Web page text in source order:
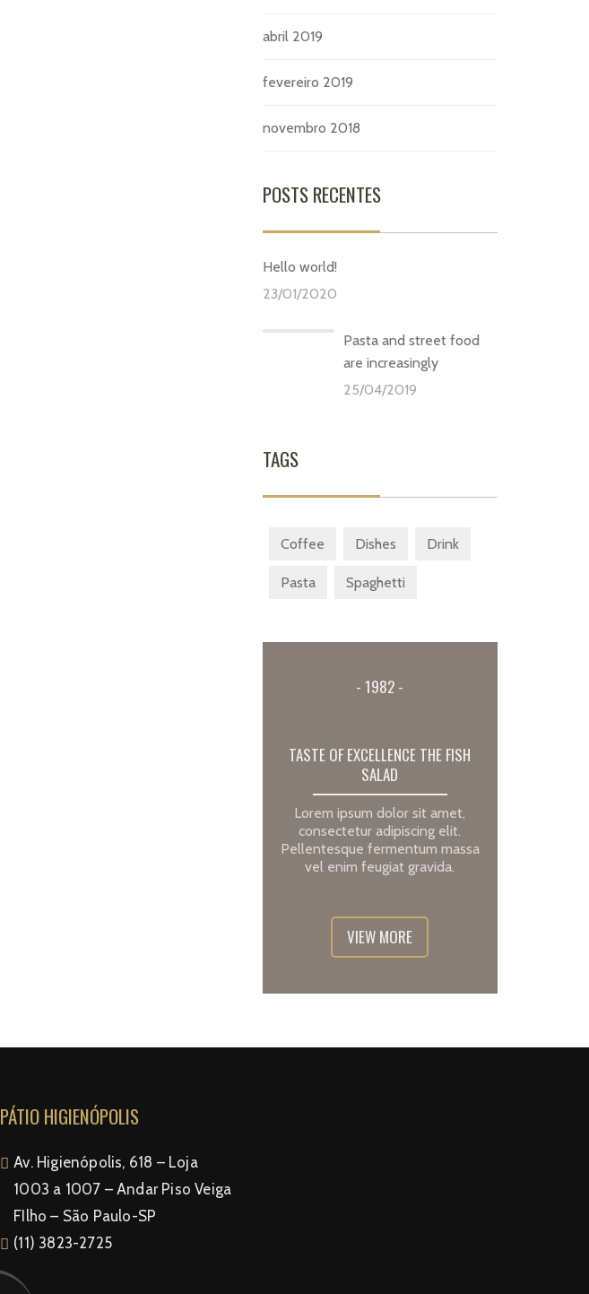
abril 2019
fevereiro 2019
novembro 2018
POSTS RECENTES
Hello world!
23/01/2020
Pasta and street food
are increasingly
25/04/2019
TAGS
Coffee Dishes Drink
Pasta Spaghetti
- 1982 -
TASTE OF EXCELLENCE THE FISH
SALAD
Lorem ipsum dolor sit amet,
consectetur adipiscing elit.
Pellentesque fermentum massa
vel enim feugiat gravida.
VIEW MORE
PÁTIO HIGIENÓPOLIS
Av. Higienópolis, 618 – Loja
1003 a 1007 – Andar Piso Veiga
FIlho – São Paulo-SP
(11) 3823-2725